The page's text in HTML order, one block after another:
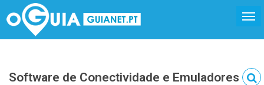
Software de Conectividade e Emuladores